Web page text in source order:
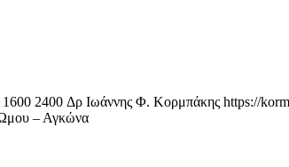
1600 2400 Δρ Ιωάννης Φ. Κορμπάκης https://
– Αγκώνα